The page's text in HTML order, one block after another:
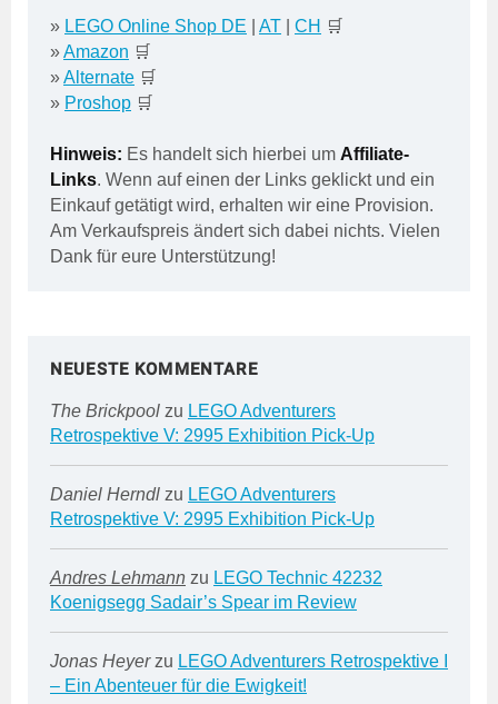
» LEGO Online Shop DE AT CH 🛒
»Amazon 🛒
»Alternate 🛒
» Proshop 🛒
Hinweis: Es handelt sich hierbei um Affiliate-
Links. Wenn auf einen der Links geklickt und ein
Einkauf getätigt wird, erhalten wir eine Provision.
Am Verkaufspreis ändert sich dabei nichts. Vielen
Dank für eure Unterstützung!
NEUESTE KOMMENTARE
The Brickpool zu LEGO Adventurers
Retrospektive V: 2995 Exhibition Pick-Up
Daniel Herndl zu LEGO Adventurers
Retrospektive V: 2995 Exhibition Pick-Up
Andres Lehmann zu LEGO Technic 42232
Koenigsegg Sadair’s Spear im Review
Jonas Heyerzu LEGO Adventurers Retrospektive I
– Ein Abenteuer für die Ewigkeit!